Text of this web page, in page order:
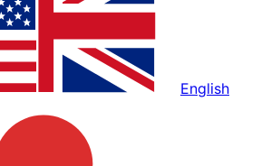
English